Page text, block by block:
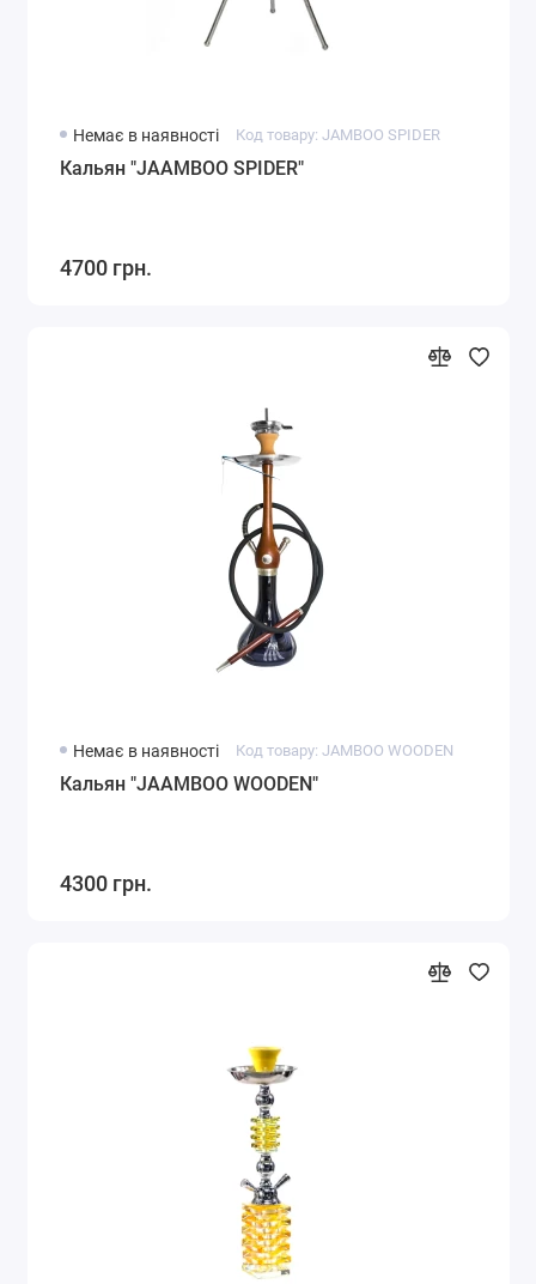
Немає в наявності Код товару: JAMBOO SPIDER
Кальян "JAAMBOO SPIDER"
4700 грн.
Немає в наявності Код товару: JAMBOO WOODEN
Кальян "JAAMBOO WOODEN"
4300 грн.